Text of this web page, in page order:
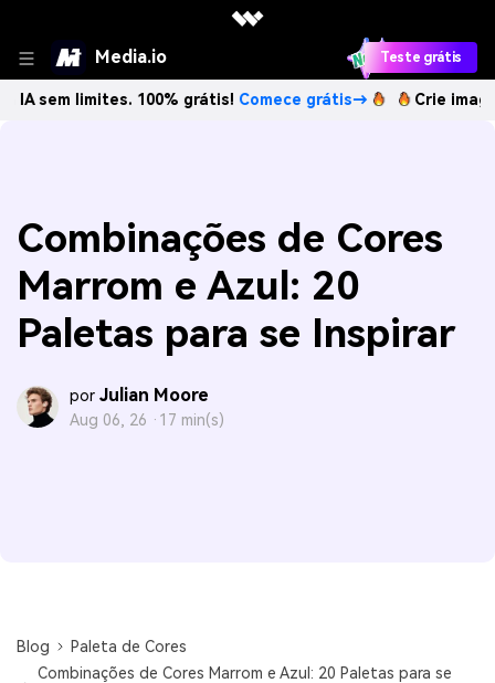
Media.io Teste grátis
100% grátis!Comece grátis→ Crie imagens com
Combinações de Cores
Marrom e Azul: 20
Paletas para se Inspirar
por Julian Moore
Aug 06, 26 · 17 min(s)
Blog
Paleta de Cores
Combinações de Cores Marrom e Azul: 20 Paletas para se